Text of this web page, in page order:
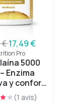
€17,49 €
Pro
5000
Enzima
y confort
(1 avis)